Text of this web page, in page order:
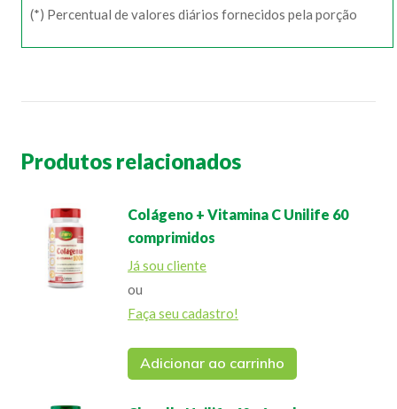
(*) Percentual de valores diários fornecidos pela porção
Produtos relacionados
Colágeno + Vitamina C Unilife 60
comprimidos
Já sou cliente
ou
Faça seu cadastro!
Adicionar ao carrinho